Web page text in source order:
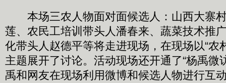
本场三农人物面对面候选人：山西大寨
莲、农民工培训带头人潘春来、蔬菜技术推
化带头人赵德平等将走进现场，在现场以“农
主题展开了讨论。活动现场还开通了“杨禹微
禹和网友在现场利用微博和候选人物进行互